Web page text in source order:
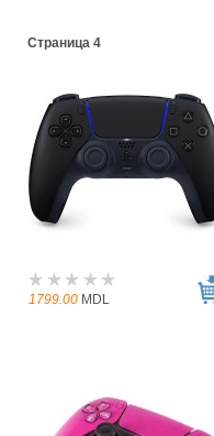
Страница 4
1799.00 MDL